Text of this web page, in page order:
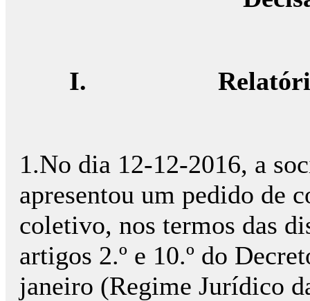
I.
1.No dia 12-12-2016, a
apresentou um pedido de
coletivo, nos termos das
artigos 2.º e 10.º do
janeiro (Regime Jurídico